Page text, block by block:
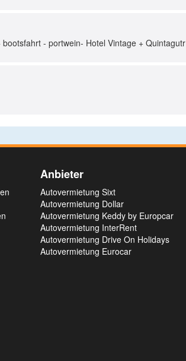
- portwein- Hotel Vintage + Quintagutr
Anbieter
Autovermietung Sixt
Autovermietung Dollar
Autovermietung Keddy by Europcar
Autovermietung InterRent
Autovermietung Drive On Holidays
Autovermietung Eurocar